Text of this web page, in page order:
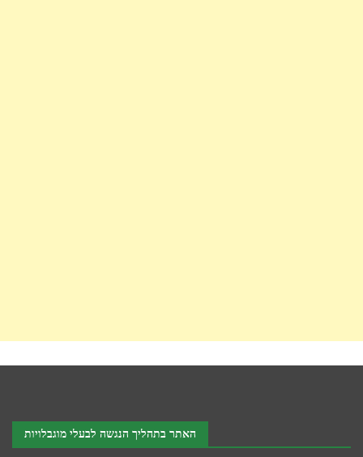
האתר בתהליך הנגשה לבעלי מוגבלויות